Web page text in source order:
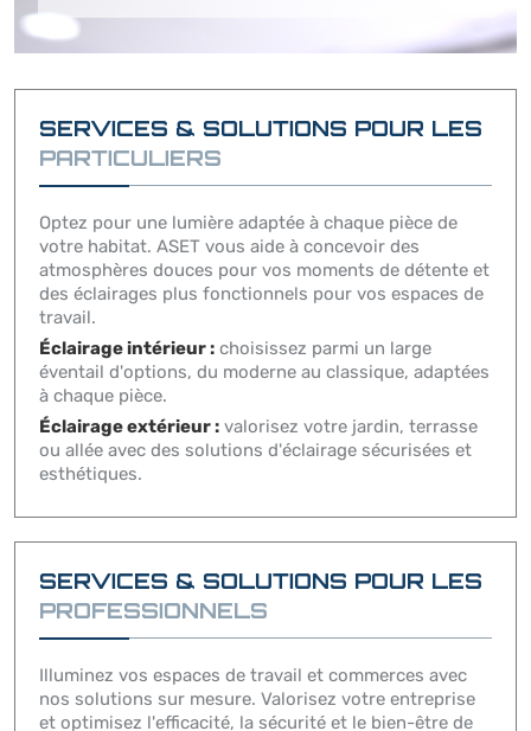
SERVICES & SOLUTIONS POUR LES
PARTICULIERS
Optez pour une lumière adaptée à chaque pièce de
votre habitat. ASET vous aide à concevoir des
atmosphères douces pour vos moments de détente et
des éclairages plus fonctionnels pour vos espaces de
travail.
Éclairage intérieur : choisissez parmi un large
éventail d'options, du moderne au classique, adaptées
à chaque pièce.
Éclairage extérieur : valorisez votre jardin, terrasse
ou allée avec des solutions d'éclairage sécurisées et
esthétiques.
SERVICES & SOLUTIONS POUR LES
PROFESSIONNELS
Illuminez vos espaces de travail et commerces avec
nos solutions sur mesure. Valorisez votre entreprise
et optimisez l'efficacité, la sécurité et le bien-être de